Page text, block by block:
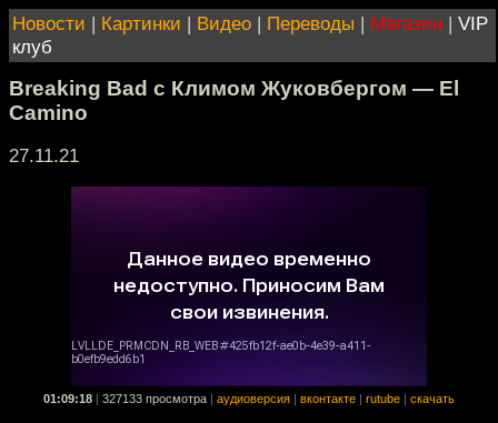
Новости | Картинки | Видео | Переводы | Магазин | VIP
клуб
Breaking Bad с Климом Жуковбергом — El
Camino
27.11.21
01:09:18 327133 просмотра аудиоверсия вконтакте rutube скачать